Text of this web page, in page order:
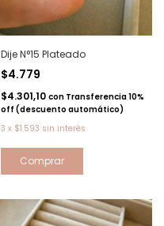
Dije N°15 Plateado
$4.779
$4.301,10 con Transferencia 10%
off (descuento automático)
3 x $1.593 sin interés